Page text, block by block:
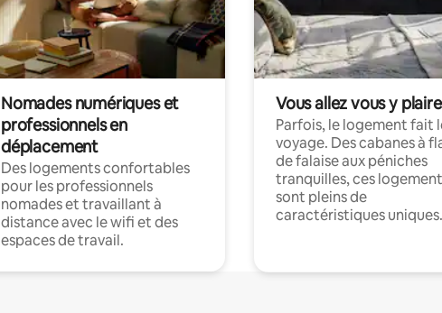
Nomades numériques et
professionnels en
déplacement
Des logements confortables
pour les professionnels
nomades et travaillant à
distance avec le wifi et des
espaces de travail.
Vous allez vous y plaire
Parfois, le logement fait
voyage. Des cabanes à
de falaise aux péniches
tranquilles, ces
sont pleins de
caractéristiques uniques.